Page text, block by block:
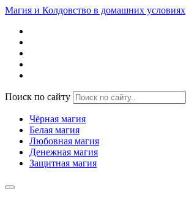
Магия и Колдовство в домашних условиях
Поиск по сайту
Чёрная магия
Белая магия
Любовная магия
Денежная магия
Защитная магия